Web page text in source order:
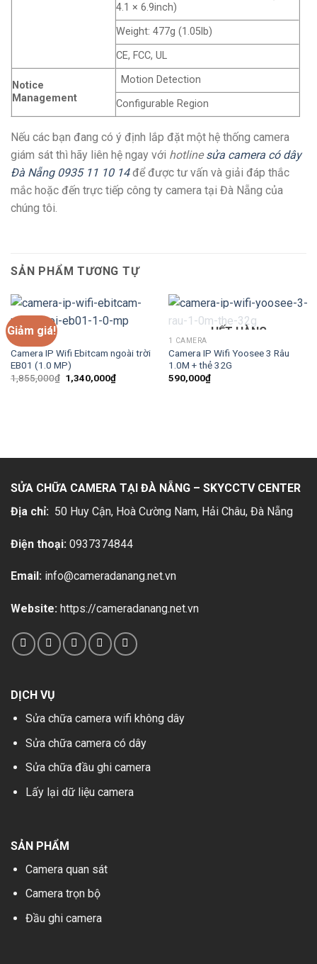
4.1 × 6.9inch)
Weight: 477g (1.05lb)
CE, FCC, UL
Notice
Management
Motion Detection
Configurable Region
Nếu các bạn đang có ý định lắp đặt một hệ thống camera
giám sát thì hãy liên hệ ngay với hotlinesửa camera có dây
Đà Nẵng 0935 11 10 14để được tư vấn và giải đáp thắc
mắc hoặc đến trực tiếp công ty camera tại Đà Nẵng của
chúng tôi.
SẢN PHẨM TƯƠNG TỰ
Giảm giá!
1 CAMERA
Camera IP Wifi Ebitcam ngoài trời
EB01 (1.0 MP)
1,855,000₫ Giá
gốc
1,340,000₫Giá
hiện
HẾT HÀNG
1 CAMERA
Camera IP Wifi Yoosee 3 Râu
1.0M + thẻ 32G
590,000₫
SỬA CHỮA CAMERA TẠI ĐÀ NẴNG – SKYCCTV CENTER
Địa chỉ: 50 Huy Cận, Hoà Cường Nam, Hải Châu, Đà Nẵng
Điện thoại: 0937374844
Email: info@cameradanang.net.vn
Website: https://cameradanang.net.vn
DỊCH VỤ
Sửa chữa camera wifi không dây
Sửa chữa camera có dây
Sửa chữa đầu ghi camera
Lấy lại dữ liệu camera
SẢN PHẨM
Camera quan sát
Camera trọn bộ
Đầu ghi camera